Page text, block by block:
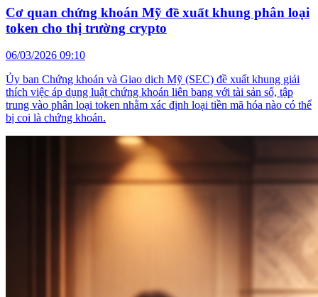
Cơ quan chứng khoán Mỹ đề xuất khung phân loại
token cho thị trường crypto
06/03/2026 09:10
Ủy ban Chứng khoán và Giao dịch Mỹ (SEC) đề xuất khung giải
thích việc áp dụng luật chứng khoán liên bang với tài sản số, tập
trung vào phân loại token nhằm xác định loại tiền mã hóa nào có thể
bị coi là chứng khoán.